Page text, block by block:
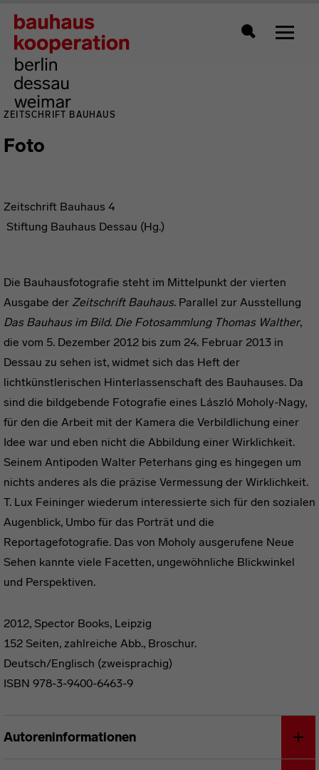
Zeigt
ZEITSCHRIFT BAUHAUS
Foto
Zeitschrift Bauhaus 4
Stiftung Bauhaus Dessau (Hg.)
Die Bauhausfotografie steht im Mittelpunkt der vierten
Ausgabe der Zeitschrift Bauhaus. Parallel zur Ausstellung
Das Bauhaus im Bild. Die Fotosammlung Thomas Walther,
die vom 5. Dezember 2012 bis zum 24. Februar 2013 in
Dessau zu sehen ist, widmet sich das Heft der
lichtkünstlerischen Hinterlassenschaft des Bauhauses. Da
sind die bildgebende Fotografie eines László Moholy-Nagy,
für den die Arbeit mit der Kamera die Verbildlichung einer
Idee war und eben nicht die Abbildung einer Wirklichkeit.
Seinem Antipoden Walter Peterhans ging es hingegen um
nichts anderes als die präzise Vermessung der Wirklichkeit.
T. Lux Feininger wiederum interessierte sich für den sozialen
Augenblick, Umbo für das Porträt und die
Reportagefotografie. Das von Moholy ausgerufene Neue
Sehen kannte viele Facetten, ungewöhnliche Blickwinkel
und Perspektiven.
2012, Spector Books, Leipzig
152 Seiten, zahlreiche Abb., Broschur.
Deutsch/Englisch (zweisprachig)
ISBN 978-3-9400-6463-9
Autoreninformationen